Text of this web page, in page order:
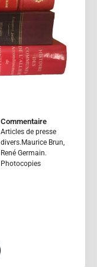
Commentaire
Articles de presse
divers.Maurice Brun,
René Germain.
Photocopies